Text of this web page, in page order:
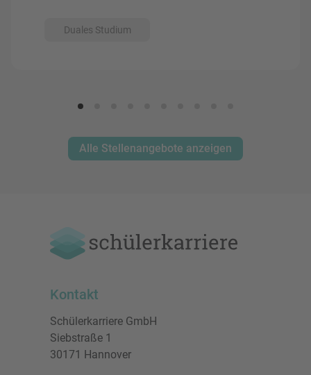
Duales Studium
Alle Stellenangebote anzeigen
Kontakt
Schülerkarriere GmbH
Siebstraße 1
30171 Hannover